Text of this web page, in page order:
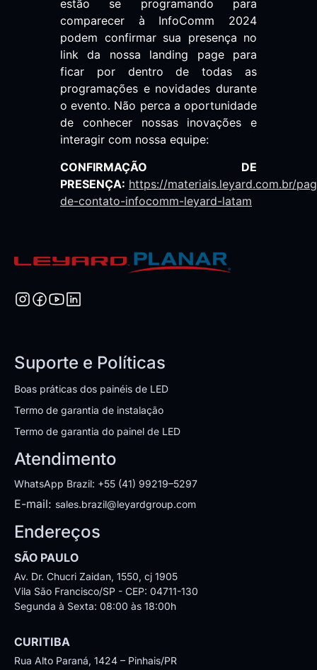
estão se programando para
comparecer à InfoComm 2024
podem confirmar sua presença no
link da nossa landing page para
ficar por dentro de todas as
programações e novidades durante
o evento. Não perca a oportunidade
de conhecer nossas inovações e
interagir com nossa equipe:
CONFIRMAÇÃO DE
PRESENÇA: https://materiais.leyard.com.br/
de-contato-infocomm-leyard-latam
Suporte e Políticas
Boas práticas dos painéis de LED
Termo de garantia de instalação
Termo de garantia do painel de LED
Atendimento
WhatsApp Brazil: +55 (41) 99219–5297
E-mail: sales.brazil@leyardgroup.com
Endereços
SÃO PAULO
Av. Dr. Chucri Zaidan, 1550, cj 1905
Vila São Francisco/SP - CEP: 04711-130
Segunda à Sexta: 08:00 às 18:00h
CURITIBA
Rua Alto Paraná, 1424 – Pinhais/PR